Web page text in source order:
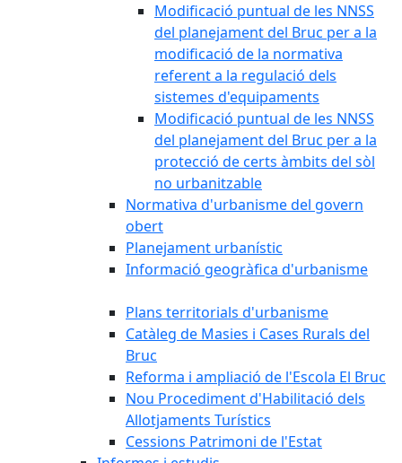
Modificació puntual de les NNSS
del planejament del Bruc per a la
modificació de la normativa
referent a la regulació dels
sistemes d'equipaments
Modificació puntual de les NNSS
del planejament del Bruc per a la
protecció de certs àmbits del sòl
no urbanitzable
Normativa d'urbanisme del govern
obert
Planejament urbanístic
Informació geogràfica d'urbanisme
Plans territorials d'urbanisme
Catàleg de Masies i Cases Rurals del
Bruc
Reforma i ampliació de l'Escola El Bruc
Nou Procediment d'Habilitació dels
Allotjaments Turístics
Cessions Patrimoni de l'Estat